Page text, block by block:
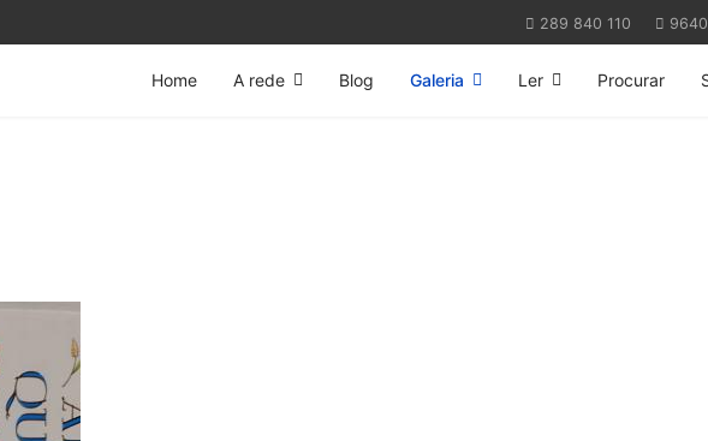
289 840 110
Home A rede Blog Galeria Ler Procurar